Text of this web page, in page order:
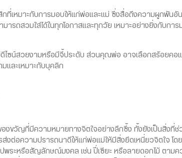
ที่เหมาะกับการมอบให้แก่พ่อและแม่ ซึ่งสื่อถึงความผูกพัน
รถสวมใส่ได้ในทุกโอกาสและทุกวัย เหมาะอย่างยิ่งกับการ
ซน์สวยงามหรือมีจี้ประดับ ส่วนคุณพ่อ อาจเลือกสร้อยคอ
และเหมาะกับบุคลิก
งขวัญที่มีความหมายทางจิตใจอย่างลึกซึ้ง ทั้งยังเป็นสิ่งที่ช่
งต่อความปรารถนาดีให้แก่พ่อแม่ให้มีสิ่งยึดเหนี่ยวจิตใจ โ
ระหรือสัญลักษณ์มงคล เช่น ปี่เซียะ หรือลายดอกไม้ ตามค